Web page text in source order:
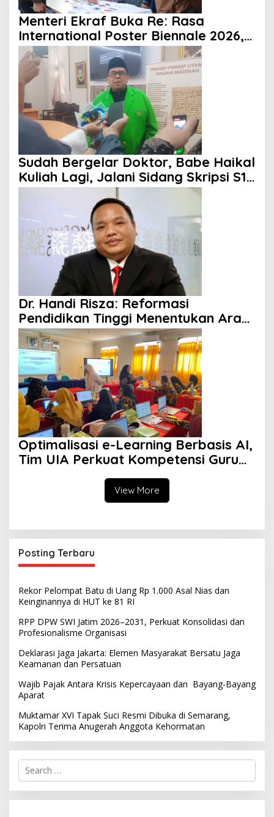
Menteri Ekraf Buka Re: Rasa
International Poster Biennale 2026,
Paramadina Dorong Diplomasi
Budaya Visual
Sudah Bergelar Doktor, Babe Haikal
Kuliah Lagi, Jalani Sidang Skripsi S1
Hukum di UIA
Dr. Handi Risza: Reformasi
Pendidikan Tinggi Menentukan Arah
Indonesia Emas 2045
Optimalisasi e-Learning Berbasis AI,
Tim UIA Perkuat Kompetensi Guru
SMPN 35 Bekasi Hadapi Generasi
View More
Posting Terbaru
Rekor Pelompat Batu di Uang Rp 1.000 Asal Nias dan
Keinginannya di HUT ke 81 RI
RPP DPW SWI Jatim 2026–2031, Perkuat Konsolidasi dan
Profesionalisme Organisasi
Deklarasi Jaga Jakarta: Elemen Masyarakat Bersatu Jaga
Keamanan dan Persatuan
Wajib Pajak Antara Krisis Kepercayaan dan Bayang-Bayang
Aparat
Muktamar XVI Tapak Suci Resmi Dibuka di Semarang,
Kapolri Terima Anugerah Anggota Kehormatan
S
r